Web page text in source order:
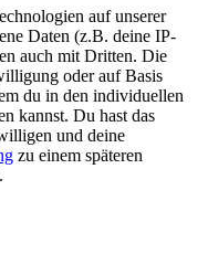
auf unserer
Daten (z.B. deine IP-
auch mit Dritten. Die
oder auf Basis
du in den individuellen
kannst. Du hast das
und deine
zu einem späteren